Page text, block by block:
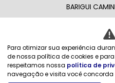
BARIGUI
Desacelere. Seu bem
Para otimizar sua experiência
de nossa política de cookies e
respeitamos nossa política de
navegação e visita você